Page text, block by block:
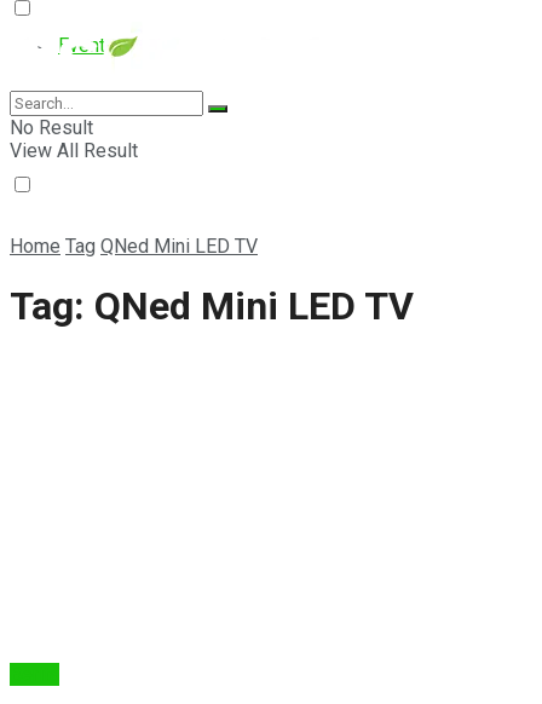
Event
E-Magazine
No Result
View All Result
Home Tag QNed Mini LED TV
Tag: QNed Mini LED TV